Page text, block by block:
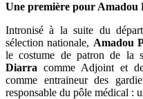
Une première pour
Intronisé à la suite du
sélection nationale, Amadou
le costume de patron de la
Diarra comme Adjoint et
comme entraineur des
responsable du pôle médical :